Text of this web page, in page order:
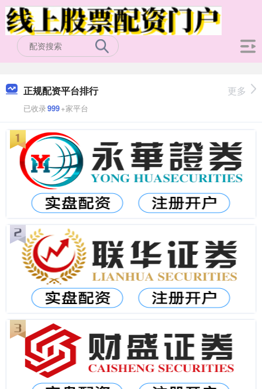
正规配资平台排行
已收录999+家平台
更多